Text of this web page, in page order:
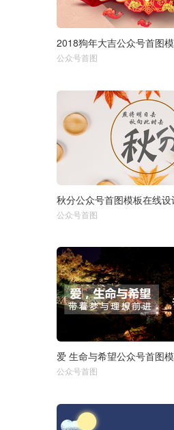
选择尺寸： 1920px
公众号首图
选择尺寸： 1920px
公众号首图
选择尺寸： 1920px
公众号首图